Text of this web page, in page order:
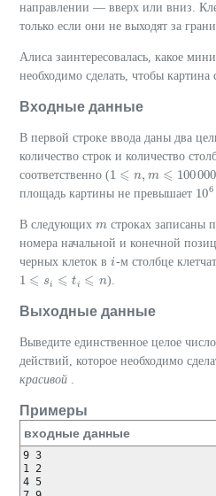
направлении — вверх или вниз.
только если они не выходят за
Алиса заинтересовалась, какое
необходимо сделать, чтобы картина
Входные данные
В первой строке ввода даны два
количество строк и количество
соответственно (1 ⩽ n, m ⩽ 100000
1 ⩽n ,m ⩽100 000
площадь картины не превышает 106
106
В следующих m
m строках записаны
номера начальной и конечной
черных клеток в i
i-м столбце
1 ⩽ si ⩽ ti ⩽ n
1 ⩽s ⩽ i⩽n ).
Выходные данные
Выведите единственное целое
действий, которое необходимо
красивой .
Примеры
входные данные
9 3
1 2
4 5